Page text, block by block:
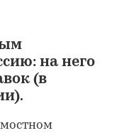
на него
(в